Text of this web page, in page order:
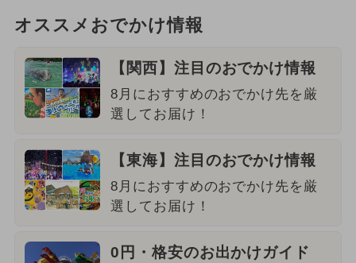
オススメおでかけ情報
【関西】注目のおでかけ情報
8月におすすめのおでかけ先を厳
選してお届け！
【東海】注目のおでかけ情報
8月におすすめのおでかけ先を厳
選してお届け！
0円・格安のお出かけガイド